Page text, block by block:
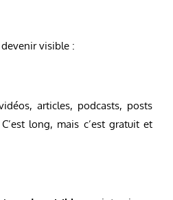
visible :
articles, podcasts, posts
long, mais c’est gratuit et